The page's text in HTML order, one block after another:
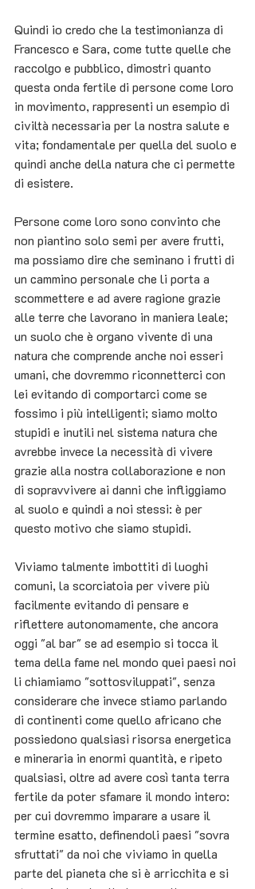
Quindi io credo che la testimonianza di
Francesco e Sara, come tutte quelle che
raccolgo e pubblico, dimostri quanto
questa onda fertile di persone come loro
in movimento, rappresenti un esempio di
civiltà necessaria per la nostra salute e
vita; fondamentale per quella del suolo e
quindi anche della natura che ci permette
di esistere.
Persone come loro sono convinto che
non piantino solo semi per avere frutti,
ma possiamo dire che seminano i frutti di
un cammino personale che li porta a
scommettere e ad avere ragione grazie
alle terre che lavorano in maniera leale;
un suolo che è organo vivente di una
natura che comprende anche noi esseri
umani, che dovremmo riconnetterci con
lei evitando di comportarci come se
fossimo i più intelligenti; siamo molto
stupidi e inutili nel sistema natura che
avrebbe invece la necessità di vivere
grazie alla nostra collaborazione e non
di sopravvivere ai danni che infliggiamo
al suolo e quindi a noi stessi: è per
questo motivo che siamo stupidi.
Viviamo talmente imbottiti di luoghi
comuni, la scorciatoia per vivere più
facilmente evitando di pensare e
riflettere autonomamente, che ancora
oggi "al bar" se ad esempio si tocca il
tema della fame nel mondo quei paesi noi
li chiamiamo "sottosviluppati", senza
considerare che invece stiamo parlando
di continenti come quello africano che
possiedono qualsiasi risorsa energetica
e mineraria in enormi quantità, e ripeto
qualsiasi, oltre ad avere così tanta terra
fertile da poter sfamare il mondo intero:
per cui dovremmo imparare a usare il
termine esatto, definendoli paesi "sovra
sfruttati" da noi che viviamo in quella
parte del pianeta che si è arricchita e si